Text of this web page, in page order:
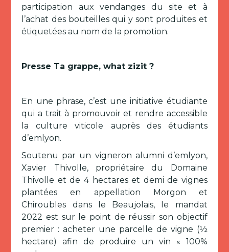
participation aux vendanges du site et à
l’achat des bouteilles qui y sont produites et
étiquetées au nom de la promotion.
Presse Ta grappe, what zizit ?
En une phrase, c’est une initiative étudiante
qui a trait à promouvoir et rendre accessible
la culture viticole auprès des étudiants
d’emlyon.
Soutenu par un vigneron alumni d’emlyon,
Xavier Thivolle, propriétaire du Domaine
Thivolle et de 4 hectares et demi de vignes
plantées en appellation Morgon et
Chiroubles dans le Beaujolais, le mandat
2022 est sur le point de réussir son objectif
premier : acheter une parcelle de vigne (½
hectare) afin de produire un vin « 100%